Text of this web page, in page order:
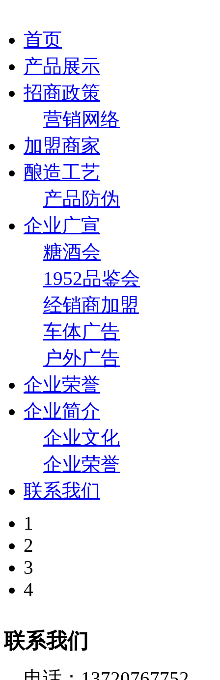
首页
产品展示
招商政策
营销网络
加盟商家
酿造工艺
产品防伪
企业广宣
糖酒会
1952品鉴会
经销商加盟
车体广告
户外广告
企业荣誉
企业简介
企业文化
企业荣誉
联系我们
1
2
3
4
联系我们